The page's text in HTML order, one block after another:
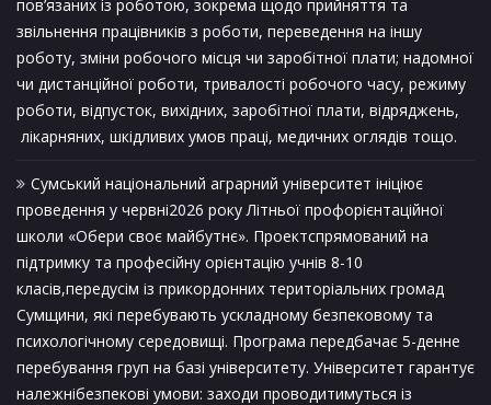
пов’язаних із роботою, зокрема щодо прийняття та
звільнення працівників з роботи, переведення на іншу
роботу, зміни робочого місця чи заробітної плати; надомної
чи дистанційної роботи, тривалості робочого часу, режиму
роботи, відпусток, вихідних, заробітної плати, відряджень,
лікарняних, шкідливих умов праці, медичних оглядів тощо.
Сумський національний аграрний університет ініціює
проведення у червні2026 року Літньої профорієнтаційної
школи «Обери своє майбутнє». Проектспрямований на
підтримку та професійну орієнтацію учнів 8-10
класів,передусім із прикордонних територіальних громад
Сумщини, які перебувають ускладному безпековому та
психологічному середовищі. Програма передбачає 5-денне
перебування груп на базі університету. Університет гарантує
належнібезпекові умови: заходи проводитимуться із